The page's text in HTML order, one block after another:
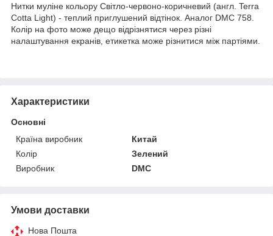
Нитки муліне кольору Світло-червоно-коричневий (англ. Terra
Cotta Light) - теплий приглушений відтінок. Аналог DMC 758.
Колір на фото може дещо відрізнятися через різні
налаштування екранів, етикетка може різнитися між партіями.
Характеристики
Основні
Країна виробник
Китай
Колір
Зелений
Виробник
DMC
Умови доставки
Нова Пошта